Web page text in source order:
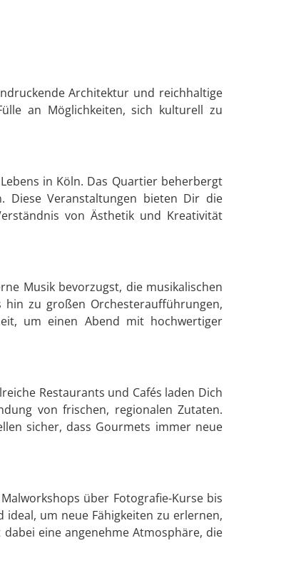
Architektur und reichhaltige
an Möglichkeiten, sich kulturell zu
in Köln. Das Quartier beherbergt
Diese Veranstaltungen bieten Dir die
von Ästhetik und Kreativität
Musik bevorzugst, die musikalischen
hin zu großen Orchesteraufführungen,
um einen Abend mit hochwertiger
Restaurants und Cafés laden Dich
von frischen, regionalen Zutaten.
sicher, dass Gourmets immer neue
über Fotografie-Kurse bis
um neue Fähigkeiten zu erlernen,
eine angenehme Atmosphäre, die